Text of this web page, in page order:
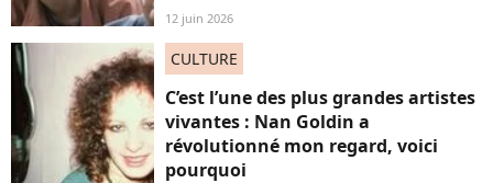
12 juin 2026
CULTURE
C’est l’une des plus grandes artistes
vivantes : Nan Goldin a
révolutionné mon regard, voici
pourquoi